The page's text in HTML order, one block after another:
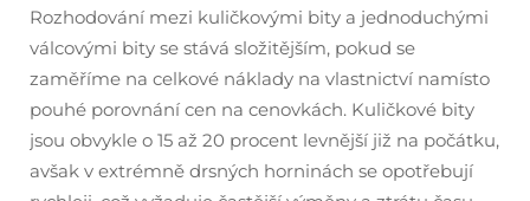
Rozhodování mezi kuličkovými bity a jednoduchými
válcovými bity se stává složitějším, pokud se
zaměříme na celkové náklady na vlastnictví namísto
pouhé porovnání cen na cenovkách. Kuličkové bity
jsou obvykle o 15 až 20 procent levnější již na počátku,
avšak v extrémně drsných horninách se opotřebují